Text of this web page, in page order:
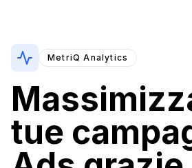
MetriQ Analytics
tue